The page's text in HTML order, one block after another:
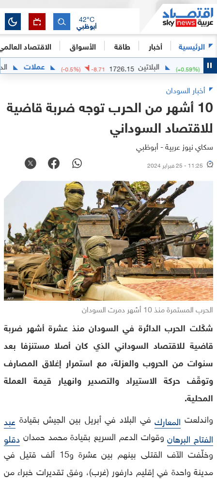
الرئيسية أخبار طاقة الأسواق الاقتصاد
أبوظبي
42°C
+ البلاتين 1726.15
-8.71
(-0.5%) عملات
الدولار
أخبار السودان
10 أشهر من الحرب توجه ضربة قاضية
للاقتصاد السوداني
سكاي نيوز عربية - أبوظبي
11:25 - 25 فبراير 2024
الحرب المستمرة منذ 10 أشهر دمرت السودان
شكّلت الحرب الدائرة في السودان منذ عشرة أشهر ضربة
قاضية للاقتصاد السوداني الذي كان أصلا مستنزفا بعد
سنوات من الحروب والعزلة، مع استمرار إغلاق المصارف
وتوقّف حركة الاستيراد والتصدير وانهيار قيمة العملة
المحلية.
واندلعت المعارك في البلاد في أبريل بين الجيش بقيادة عبد
الفتاح البرهان وقوات الدعم السريع بقيادة محمد حمدان دقلو
وخلّفت الآف القتلى بينهم بين عشرة و15 ألف قتيل في
مدينة واحدة في إقليم دارفور (غرب)، وفق تقديرات خبراء من